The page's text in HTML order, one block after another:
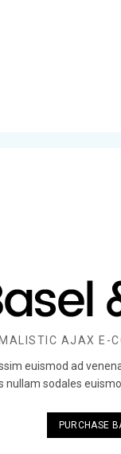
AJAX E-
euismod ad
nullam sodales
PURCHASE